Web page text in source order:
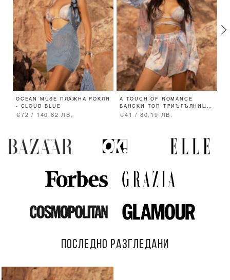
OCEAN MUSE ПЛАЖНА РОКЛЯ
- CLOUD BLUE
€72 / 140.82 ЛВ.
A TOUCH OF ROMANCE
БАНСКИ ТОП ТРИЪГЪЛНИЦИ
- VISTA BLUE
€41 / 80.19 ЛВ.
ПОСЛЕДНО РАЗГЛЕДАНИ